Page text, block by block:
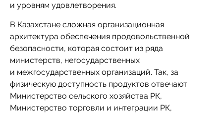
и уровням удовлетворения.
В Казахстане сложная организационная
архитектура обеспечения продовольственной
безопасности, которая состоит из ряда
министерств, негосударственных
и межгосударственных организаций. Так, за
физическую доступность продуктов отвечают
Министерство сельского хозяйства РК,
Министерство торговли и интеграции РК,